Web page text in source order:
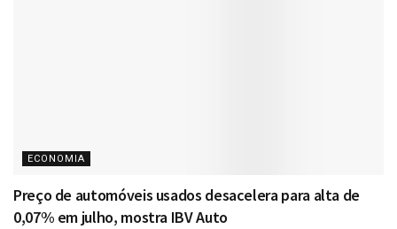
ECONOMIA
Preço de automóveis usados desacelera para alta de
0,07% em julho, mostra IBV Auto